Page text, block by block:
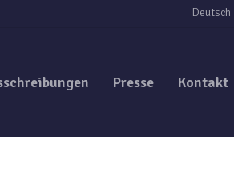
Deutsch
Presse Kontakt